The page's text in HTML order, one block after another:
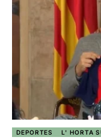
DEPORTES L' HORTA